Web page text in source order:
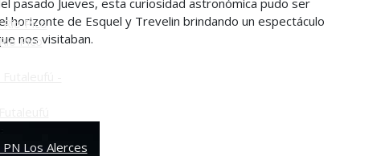
Pico
Pico
Los Alerces
pasado Jueves, esta curiosidad astronómica pudo ser
horizonte de Esquel y Trevelin brindando un espectáculo
nos visitaban.